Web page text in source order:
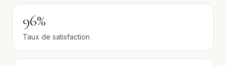
96%
Taux de satisfaction